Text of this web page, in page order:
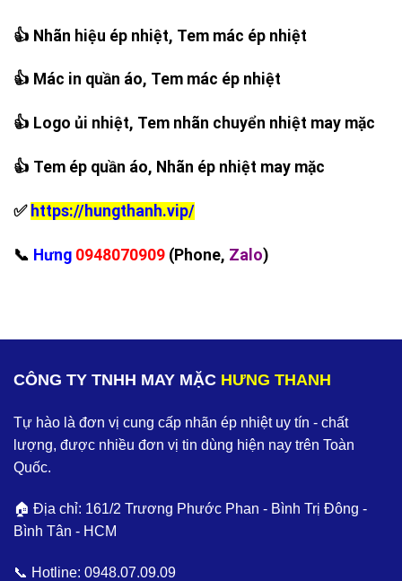
👍 Nhãn hiệu ép nhiệt, Tem mác ép nhiệt
👍 Mác in quần áo, Tem mác ép nhiệt
👍 Logo ủi nhiệt, Tem nhãn chuyển nhiệt may mặc
👍 Tem ép quần áo, Nhãn ép nhiệt may mặc
✅ https://hungthanh.vip/
‪📞 Hưng 0948070909 (Phone, Zalo)
CÔNG TY TNHH MAY MẶC HƯNG THANH
Tự hào là đơn vị cung cấp nhãn ép nhiệt uy tín - chất
lượng, được nhiều đơn vị tin dùng hiện nay trên Toàn
Quốc.
🏠 Địa chỉ: 161/2 Trương Phước Phan - Bình Trị Đông -
Bình Tân - HCM
📞 Hotline: 0948.07.09.09